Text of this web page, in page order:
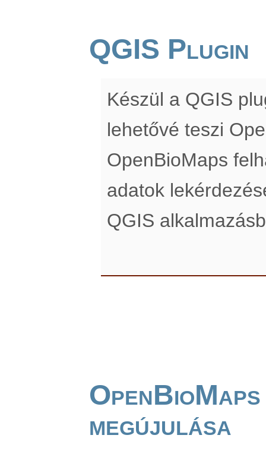
QGIS Plugin
Készül a QGIS
lehetővé teszi
OpenBioMaps
adatok
QGIS
megújulása